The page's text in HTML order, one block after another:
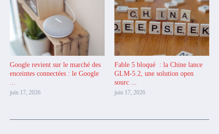
Google revient sur le marché des
enceintes connectées : le Google
juin 17, 2026
Fable 5 bloqué : la Chine lance
GLM-5.2, une solution open
sourc ...
juin 17, 2026